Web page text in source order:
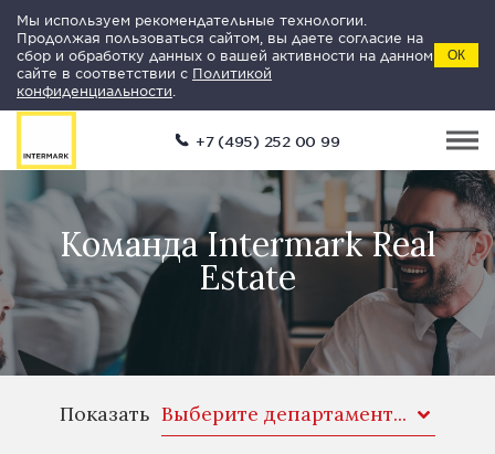
Мы используем рекомендательные технологии.
Продолжая пользоваться сайтом, вы даете согласие на
сбор и обработку данных о вашей активности на данном
сайте в соответствии с Политикой
конфиденциальности
ОК
+7 (495) 252 00 99
Команда Intermark Real
Estate
Показать Выберите департамент...